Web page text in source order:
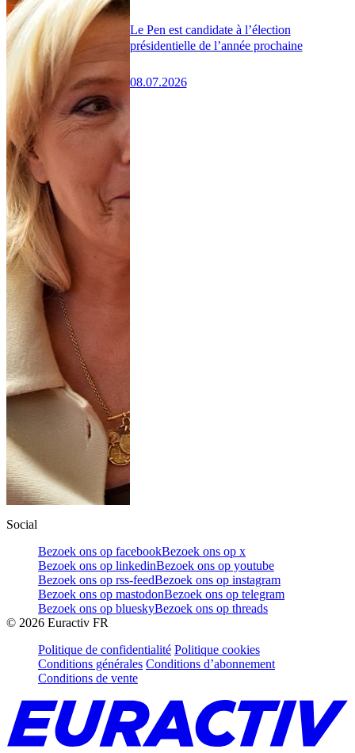
Le Pen est candidate à l’élection
présidentielle de l’année prochaine
08.07.2026
Social
Bezoek ons op facebookBezoek ons op x
Bezoek ons op linkedinBezoek ons op youtube
Bezoek ons op rss-feedBezoek ons op instagram
Bezoek ons op mastodonBezoek ons op telegram
Bezoek ons op blueskyBezoek ons op threads
© 2026 Euractiv FR
Politique de confidentialité Politique cookies
Conditions générales Conditions d’abonnement
Conditions de vente